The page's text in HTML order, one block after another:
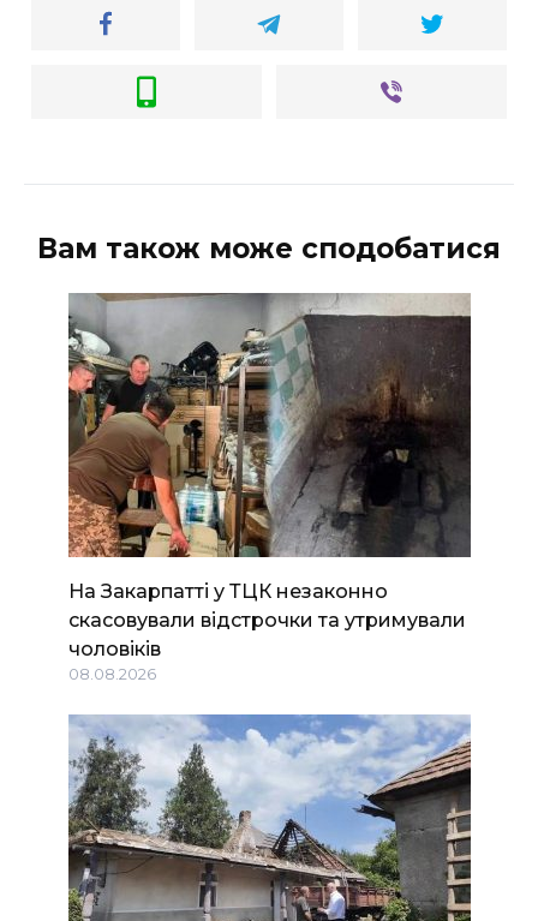
Вам також може сподобатися
На Закарпатті у ТЦК незаконно
скасовували відстрочки та утримували
чоловіків
08.08.2026